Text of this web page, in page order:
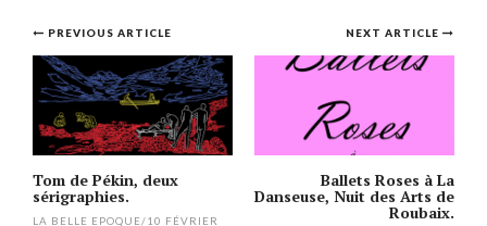
Post
navigation
NEXT ARTICLE
Ballets Roses à La
Danseuse, Nuit des Arts de
Roubaix.
PREVIOUS ARTICLE
Tom de Pékin, deux
sérigraphies.
LA BELLE EPOQUE/10 FÉVRIER